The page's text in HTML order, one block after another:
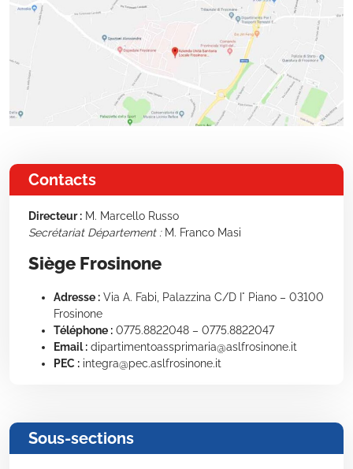
Contacts
Directeur : M. Marcello Russo
Secrétariat Département :M. Franco Masi
Siège Frosinone
Adresse : Via A. Fabi, Palazzina C/D I° Piano – 03100
Frosinone
Téléphone : 0775.8822048 – 0775.8822047
Email : dipartimentoassprimaria@aslfrosinone.it
PEC : integra@pec.aslfrosinone.it
Sous-sections